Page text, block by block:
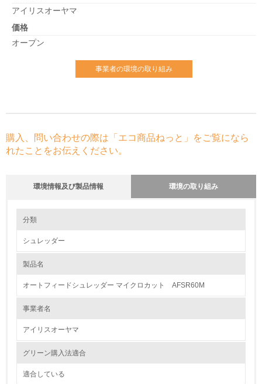
アイリスオーヤマ
価格
オープン
事業者の環境の取り組み
購入、問い合わせの際は「エコ商品ねっと」をご覧になら
れたことをお伝えください。
環境情報及び製品情報 環境の取り組み
1.環境取り組み体制
分類
シュレッダー
製品名
オートフィードシュレッダー マイクロカット AFSR60M
事業者名
アイリスオーヤマ
グリーン購入法適合
適合している